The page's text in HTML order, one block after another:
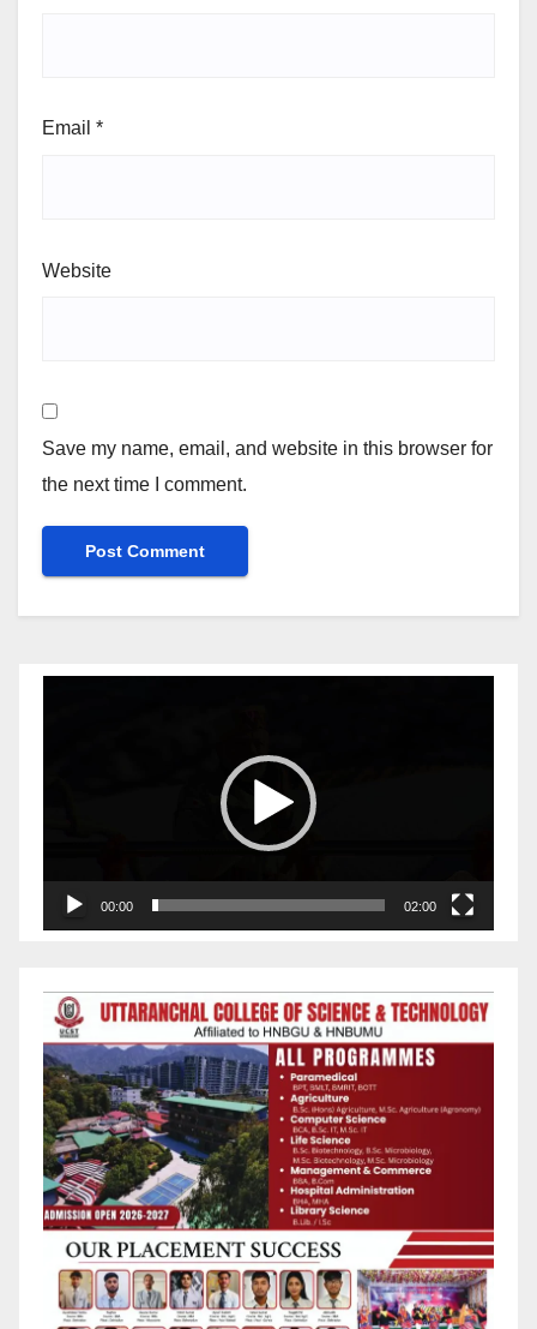
Email *
Website
Save my name, email, and website in this browser for
the next time I comment.
00:00 02:00